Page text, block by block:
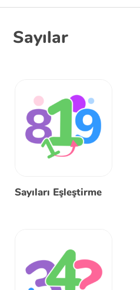
Sayılar
Sayıları Eşleştirme